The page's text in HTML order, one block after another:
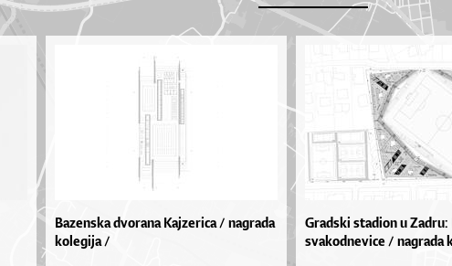
Bazenska dvorana Kajzerica / nagrada
kolegija /
Gradski stadion u
svakodnevice / nagrada